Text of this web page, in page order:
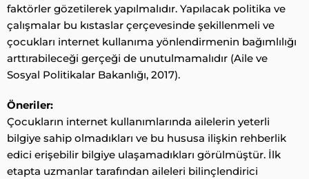
faktörler gözetilerek yapılmalıdır. Yapılacak politika ve
çalışmalar bu kıstaslar çerçevesinde şekillenmeli ve
çocukları internet kullanıma yönlendirmenin bağımlılığı
arttırabileceği gerçeği de unutulmamalıdır (Aile ve
Sosyal Politikalar Bakanlığı, 2017).
Öneriler:
Çocukların internet kullanımlarında ailelerin yeterli
bilgiye sahip olmadıkları ve bu hususa ilişkin rehberlik
edici erişebilir bilgiye ulaşamadıkları görülmüştür. İlk
etapta uzmanlar tarafından aileleri bilinçlendirici